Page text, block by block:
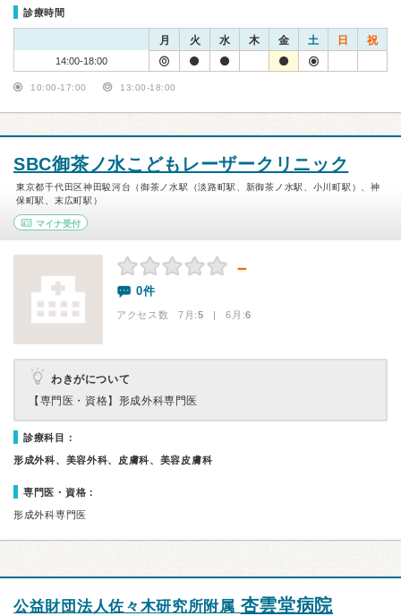
診療時間
月 火 水 木 金 土 日 祝
14:00-18:00
10:00-17:00 13:00-18:00
SBC御茶ノ水こどもレーザークリニック
東京都千代田区神田駿河台（御茶ノ水駅（淡路町駅、新御茶ノ水駅、小川町駅）、神
保町駅、末広町駅）
マイナ受付
－
0件
アクセス数 7月:5 | 6月:6
わきがについて
【専門医・資格】 形成外科専門医
診療科目：
形成外科、美容外科、皮膚科、美容皮膚科
専門医・資格：
形成外科専門医
公益財団法人佐々木研究所附属 杏雲堂病院